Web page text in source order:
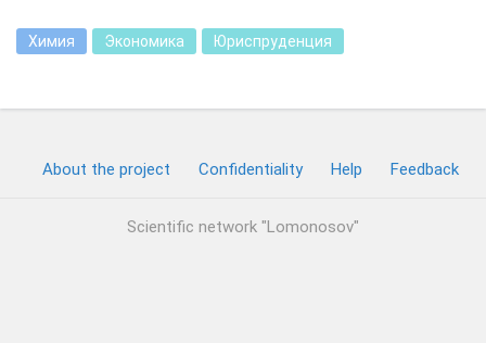
Химия Экономика Юриспруденция
About the project Confidentiality Help Feedback
Scientific network "Lomonosov"